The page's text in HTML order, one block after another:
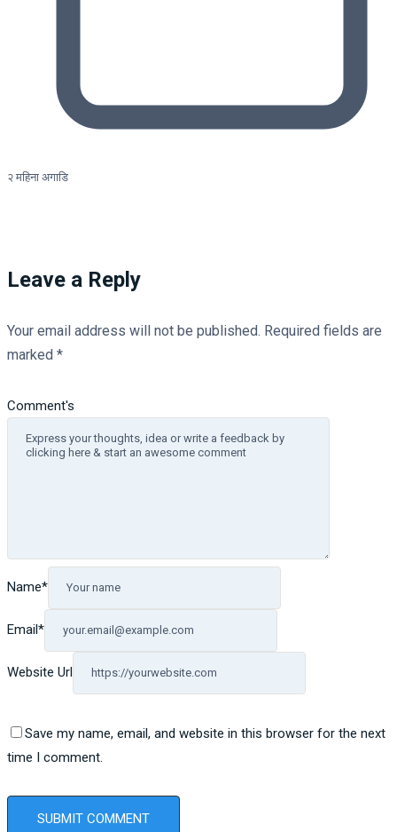
२ महिना अगाडि
Leave a Reply
Your email address will not be published. Required fields are
marked *
Comment's
Name*
Email*
Website Url
Save my name, email, and website in this browser for the next
time I comment.